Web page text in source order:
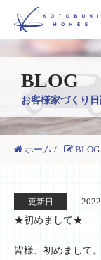
BLOG
お客様家づくり
ホーム / BLOG
更新日
★初めまして★
皆様、初めまして